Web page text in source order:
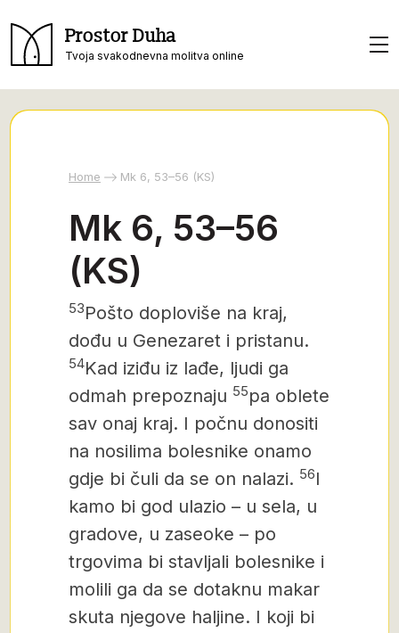
Prostor Duha
Tvoja svakodnevna molitva online
Home Mk 6, 53–56 (KS)
Mk 6, 53–56
(KS)
53Pošto doploviše na kraj,
dođu u Genezaret i pristanu.
54Kad iziđu iz lađe, ljudi ga
odmah prepoznaju 55pa oblete
sav onaj kraj. I počnu donositi
na nosilima bolesnike onamo
gdje bi čuli da se on nalazi. 56I
kamo bi god ulazio – u sela, u
gradove, u zaseoke – po
trgovima bi stavljali bolesnike i
molili ga da se dotaknu makar
skuta njegove haljine. I koji bi